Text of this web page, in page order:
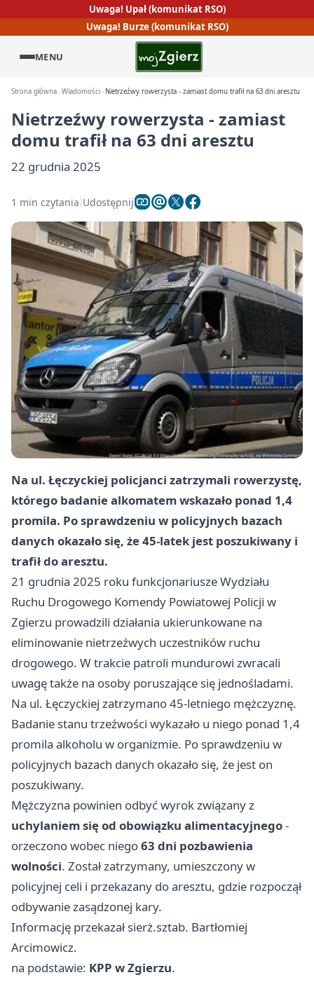
Uwaga! Upał (komunikat RSO)
Uwaga! Burze (komunikat RSO)
MENU
Strona główna Wiadomości Nietrzeźwy rowerzysta - zamiast domu trafił na 63 dni aresztu
Nietrzeźwy rowerzysta - zamiast
domu trafił na 63 dni aresztu
22 grudnia 2025
1 min czytania Udostępnij
Na ul. Łęczyckiej policjanci zatrzymali rowerzystę,
którego badanie alkomatem wskazało ponad 1,4
promila. Po sprawdzeniu w policyjnych bazach
danych okazało się, że 45-latek jest poszukiwany i
trafił do aresztu.
21 grudnia 2025 roku funkcjonariusze Wydziału
Ruchu Drogowego Komendy Powiatowej Policji w
Zgierzu prowadzili działania ukierunkowane na
eliminowanie nietrzeźwych uczestników ruchu
drogowego. W trakcie patroli mundurowi zwracali
uwagę także na osoby poruszające się jednośladami.
Na ul. Łęczyckiej zatrzymano 45-letniego mężczyznę.
Badanie stanu trzeźwości wykazało u niego ponad 1,4
promila alkoholu w organizmie. Po sprawdzeniu w
policyjnych bazach danych okazało się, że jest on
poszukiwany.
Mężczyzna powinien odbyć wyrok związany z
uchylaniem się od obowiązku alimentacyjnego-
orzeczono wobec niego63 dni pozbawienia
wolności. Został zatrzymany, umieszczony w
policyjnej celi i przekazany do aresztu, gdzie rozpoczął
odbywanie zasądzonej kary.
Informację przekazał sierż.sztab. Bartłomiej
Arcimowicz.
na podstawie: KPP w Zgierzu.